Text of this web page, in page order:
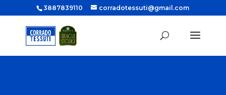
3887839110 corradotessuti@gmail.com